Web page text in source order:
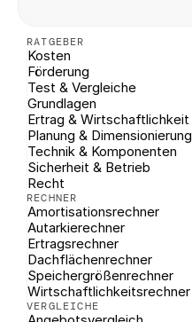
RATGEBER
Kosten
Förderung
Test & Vergleiche
Grundlagen
Ertrag & Wirtschaftlichkeit
Planung & Dimensionierung
Technik & Komponenten
Sicherheit & Betrieb
Recht
RECHNER
Amortisationsrechner
Autarkierechner
Ertragsrechner
Dachflächenrechner
Speichergrößenrechner
Wirtschaftlichkeitsrechner
VERGLEICHE